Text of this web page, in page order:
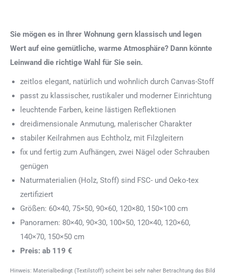
Sie mögen es in Ihrer Wohnung gern klassisch und legen
Wert auf eine gemütliche, warme Atmosphäre? Dann könnte
Leinwand die richtige Wahl für Sie sein.
zeitlos elegant, natürlich und wohnlich durch Canvas-Stoff
passt zu klassischer, rustikaler und moderner Einrichtung
leuchtende Farben, keine lästigen Reflektionen
dreidimensionale Anmutung, malerischer Charakter
stabiler Keilrahmen aus Echtholz, mit Filzgleitern
fix und fertig zum Aufhängen, zwei Nägel oder Schrauben
genügen
Naturmaterialien (Holz, Stoff) sind FSC- und Oeko-tex
zertifiziert
Größen: 60×40, 75×50, 90×60, 120×80, 150×100 cm
Panoramen: 80×40, 90×30, 100×50, 120×40, 120×60,
140×70, 150×50 cm
Preis: ab 119 €
Hinweis: Materialbedingt (Textilstoff) scheint bei sehr naher Betrachtung das Bild